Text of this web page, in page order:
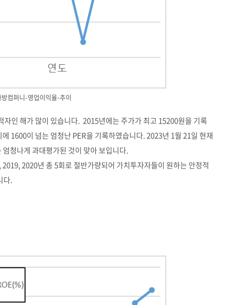
방컴퍼니-영업이익율-추이
인 해가 많이 있습니다. 2015년에는 주가가 최고 15200원을 기록
1600이 넘는 엄청난 PER을 기록하였습니다. 2023년 1월 21일 현재
청나게 과대평가된 것이 맞아 보입니다.
2020년 총 5회로 절반가량되어 가치투자자들이 원하는 안정적
다.